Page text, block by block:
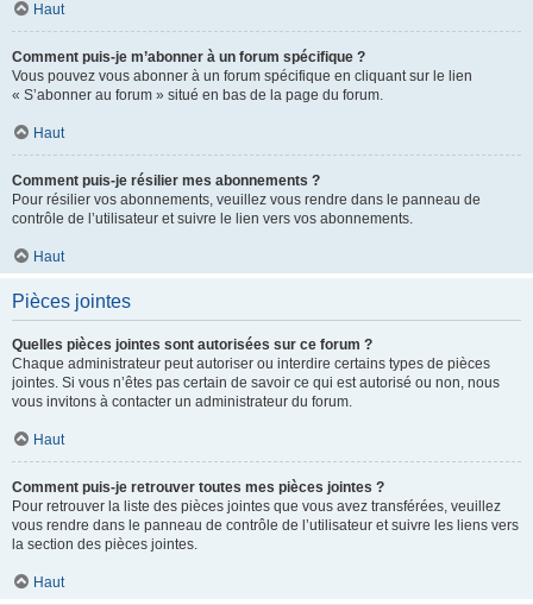
Haut
Comment puis-je m’abonner à un forum spécifique ?
Vous pouvez vous abonner à un forum spécifique en cliquant sur le lien
« S’abonner au forum » situé en bas de la page du forum.
Haut
Comment puis-je résilier mes abonnements ?
Pour résilier vos abonnements, veuillez vous rendre dans le panneau de
contrôle de l’utilisateur et suivre le lien vers vos abonnements.
Haut
Pièces jointes
Quelles pièces jointes sont autorisées sur ce forum ?
Chaque administrateur peut autoriser ou interdire certains types de pièces
jointes. Si vous n’êtes pas certain de savoir ce qui est autorisé ou non, nous
vous invitons à contacter un administrateur du forum.
Haut
Comment puis-je retrouver toutes mes pièces jointes ?
Pour retrouver la liste des pièces jointes que vous avez transférées, veuillez
vous rendre dans le panneau de contrôle de l’utilisateur et suivre les liens vers
la section des pièces jointes.
Haut